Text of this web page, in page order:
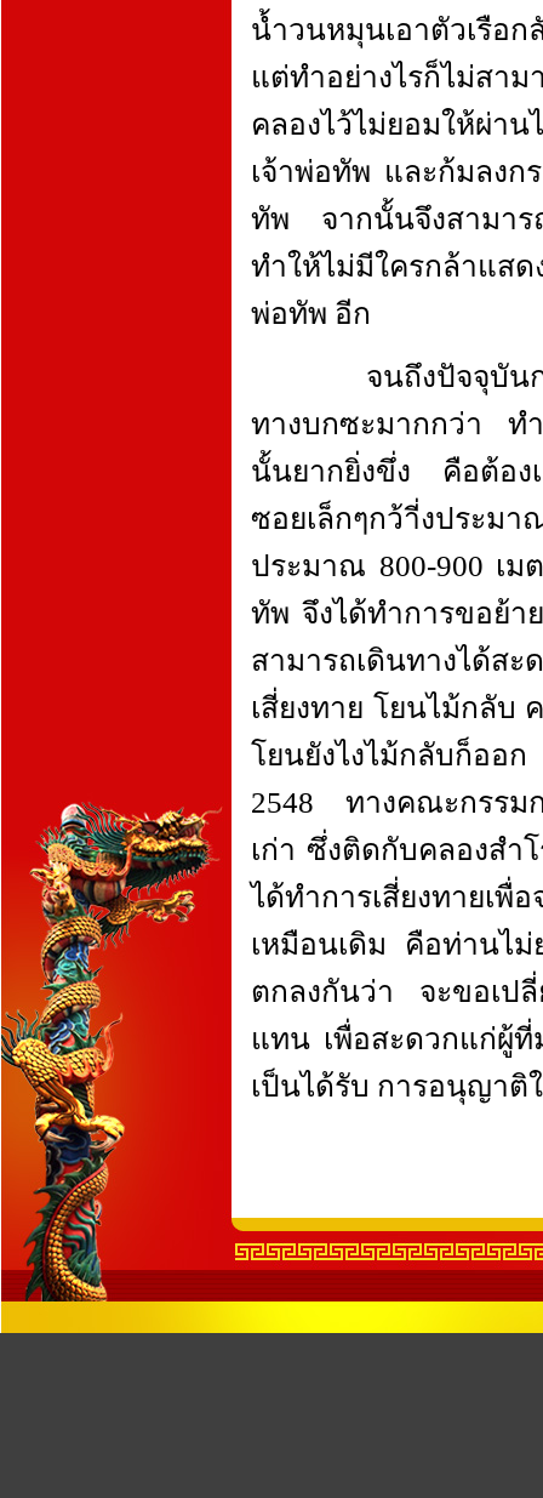
น้ำวนหมุนเอาตัวเรือก
แต่ทำอย่างไรก็ไม่สา
คลองไว้ไม่ยอมให้ผ่า
เจ้าพ่อทัพ และก้มลงก
ทัพ จากนั้นจึงสามาร
ทำให้ไม่มีใครกล้าแสด
พ่อทัพ อีก
จนถึงปัจจุบันการค
ทางบกซะมากกว่า ทำ
นั้นยากยิ่งขึ่ง คือต้อง
ซอยเล็กๆกว้าี่งประม
ประมาณ 800-900 เ
ทัพ จึงได้ทำการขอย้
สามารถเดินทางได้
เสี่ยงทาย โยนไม้กลับ
โยนยังไงไม้กลับก็ออ
2548 ทางคณะกรรม
เก่า ซึ่งติดกับคลองสำ
ได้ทำการเสี่ยงทายเ
เหมือนเดิม คือท่านไม่
ตกลงกันว่า จะขอเป
แทน เพื่อสะดวกแก่ผู้ที่
เป็นได้รับ การอนุญาติ